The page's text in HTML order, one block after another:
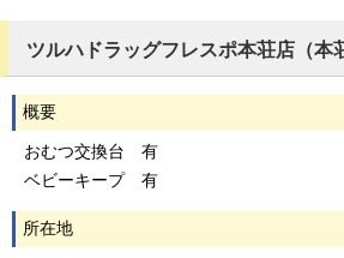
ツルハドラッグフレスポ本荘店（本
概要
おむつ交換台 有
ベビーキープ 有
所在地